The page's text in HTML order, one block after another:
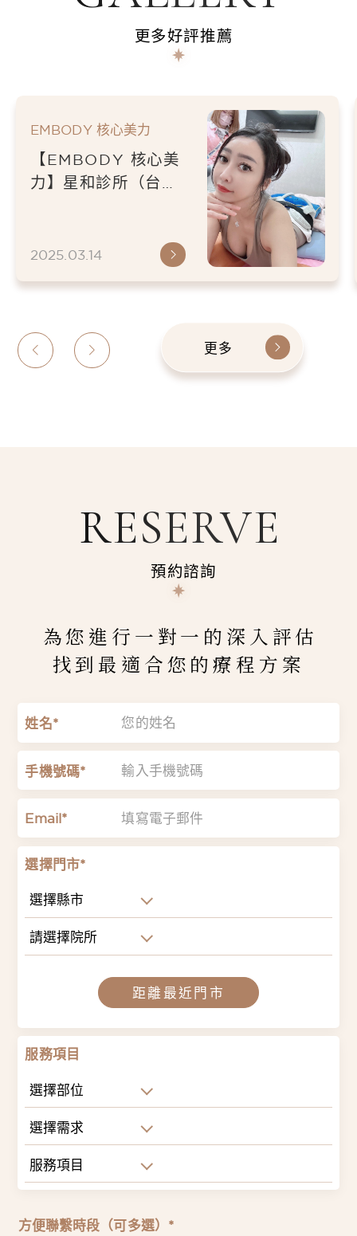
更多好評推薦
EMBODY 核心美力
【EMBODY 核心美
力】星和診所（台
以希
2025.03.14
更多
RESERVE
預約諮詢
為您進行一對一的深入評估
找到最適合您的療程方案
姓名*
手機號碼*
Email*
選擇門市*
選擇縣市
請選擇院所
距離最近門市
服務項目
選擇部位
選擇需求
服務項目
方便聯繫時段（可多選）*